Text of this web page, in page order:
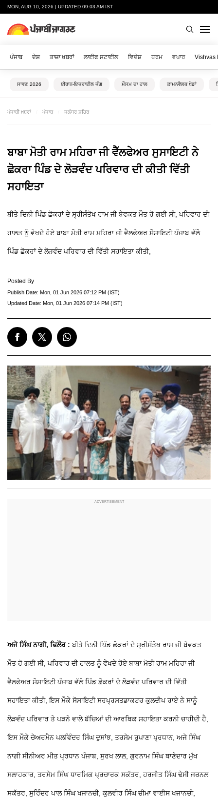
MON, AUG 10, 2026 | UPDATED 09:03 AM IST
ਪੰਜਾਬ ਦੇਸ਼ ਤਾਜ਼ਾ ਖ਼ਬਰਾਂ ਲਾਈਫ ਸਟਾਈਲ ਵਿਦੇਸ਼ ਧਰਮ ਵਪਾਰ Vishvas
ਸਾਵਣ 2026 ਈਰਾਨ-ਇਜ਼ਰਾਈਲ ਜੰਗ ਮੌਸਮ ਦਾ ਹਾਲ ਕਾਮਨਵੈਲਥ ਖੇਡਾਂ
ਪੰਜਾਬੀ ਖ਼ਬਰਾਂ ਪੰਜਾਬ ਜਲੰਧਰ ਸ਼ਹਿਰ
ਬਾਬਾ ਮੋਤੀ ਰਾਮ ਮਹਿਰਾ ਜੀ ਵੈੱਲਫੇਅਰ ਸੁਸਾਇਟੀ ਨੇ
ਛੋਕਰਾ ਪਿੰਡ ਦੇ ਲੋੜਵੰਦ ਪਰਿਵਾਰ ਦੀ ਕੀਤੀ ਵਿੱਤੀ
ਸਹਾਇਤਾ
ਬੀਤੇ ਦਿਨੀ ਪਿੰਡ ਛੋਕਰਾਂ ਦੇ ਸ੍ਰੀਸੰਤੋਖ ਰਾਮ ਜੀ ਬੇਵਕਤ ਮੌਤ ਹੋ ਗਈ ਸੀ, ਪਰਿਵਾਰ ਦੀ
ਹਾਲਤ ਨੂੰ ਵੇਖਦੇ ਹੋਏ ਬਾਬਾ ਮੋਤੀ ਰਾਮ ਮਹਿਰਾ ਜੀ ਵੈਲਫੇਅਰ ਸੋਸਾਇਟੀ ਪੰਜਾਬ ਵੱਲੋ
ਪਿੰਡ ਛੋਕਰਾਂ ਦੇ ਲੋੜਵੰਦ ਪਰਿਵਾਰ ਦੀ ਵਿੱਤੀ ਸਹਾਇਤਾ ਕੀਤੀ,
Posted By
Publish Date: Mon, 01 Jun 2026 07:12 PM (IST)
Updated Date: Mon, 01 Jun 2026 07:14 PM (IST)
ਅਜੇ ਸਿੰਘ ਨਾਗੀ, ਫਿਲੌਰ :ਬੀਤੇ ਦਿਨੀ ਪਿੰਡ ਛੋਕਰਾਂ ਦੇ ਸ੍ਰੀਸੰਤੋਖ ਰਾਮ ਜੀ ਬੇਵਕਤ
ਮੌਤ ਹੋ ਗਈ ਸੀ, ਪਰਿਵਾਰ ਦੀ ਹਾਲਤ ਨੂੰ ਵੇਖਦੇ ਹੋਏ ਬਾਬਾ ਮੋਤੀ ਰਾਮ ਮਹਿਰਾ ਜੀ
ਵੈਲਫੇਅਰ ਸੋਸਾਇਟੀ ਪੰਜਾਬ ਵੱਲੋ ਪਿੰਡ ਛੋਕਰਾਂ ਦੇ ਲੋੜਵੰਦ ਪਰਿਵਾਰ ਦੀ ਵਿੱਤੀ
ਸਹਾਇਤਾ ਕੀਤੀ, ਇਸ ਮੌਕੇ ਸੋਸਾਇਟੀ ਸਰਪ੍ਰਸਤਡਾਕਟਰ ਕੁਲਦੀਪ ਰਾਏ ਨੇ ਸਾਨੂੰ
ਲੋੜਵੰਦ ਪਰਿਵਾਰ ਤੇ ਪੜਨੇ ਵਾਲੇ ਬੱਚਿਆਂ ਦੀ ਆਰਥਿਕ ਸਹਾਇਤਾ ਕਰਨੀ ਚਾਹੀਦੀ ਹੈ,
ਇਸ ਮੌਕੇ ਚੇਅਰਮੈਨ ਪਲਵਿੰਦਰ ਸਿੰਘ ਦੁਸਾਂਝ, ਤਰਸੇਮ ਰੁਪਾਣਾ ਪ੍ਰਧਾਨ, ਅਜੇ ਸਿੰਘ
ਨਾਗੀ ਸੀਨੀਅਰ ਮੀਤ ਪ੍ਰਧਾਨ ਪੰਜਾਬ, ਸੁਰਖ ਲਾਲ, ਗੁਰਨਾਮ ਸਿੰਘ ਥਾਣੇਦਾਰ ਮੁੱਖ
ਸਲਾਹਕਾਰ, ਤਰਸੇਮ ਸਿੰਘ ਧਾਰਮਿਕ ਪ੍ਰਚਾਰਕ ਸਕੱਤਰ, ਹਰਜੀਤ ਸਿੰਘ ਢੇਸੀ ਜਰਨਲ
ਸਕੱਤਰ, ਸੁਰਿੰਦਰ ਪਾਲ ਸਿੰਘ ਖਜਾਨਚੀ, ਕੁਲਵੀਰ ਸਿੰਘ ਚੀਮਾ ਵਾਈਸ ਖਜਾਨਚੀ,